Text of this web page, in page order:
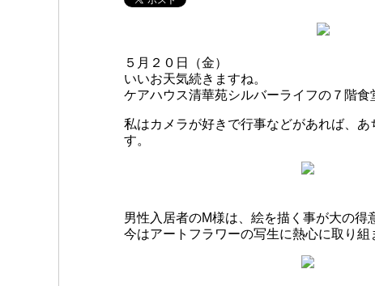
５月２０日（金）
いいお天気続きますね。
ケアハウス清華苑シルバーライフの７階食
私はカメラが好きで行事などがあれば、
す。
男性入居者のM様は、絵を描く事が大の得
今はアートフラワーの写生に熱心に取り組